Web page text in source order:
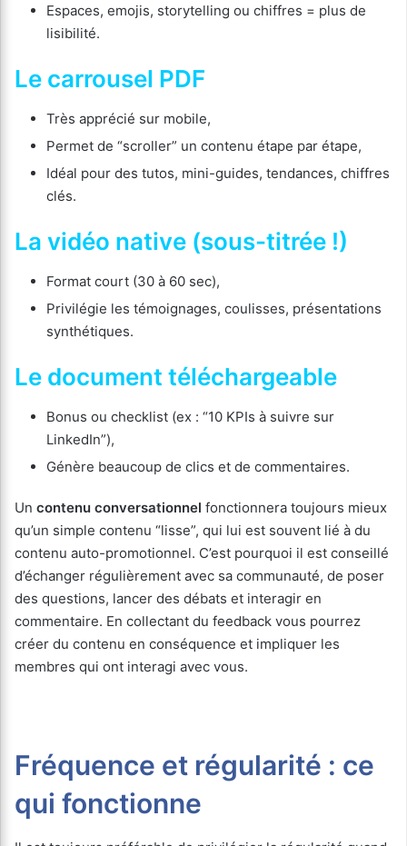
Espaces, emojis, storytelling ou chiffres = plus de
lisibilité.
Le carrousel PDF
Très apprécié sur mobile,
Permet de “scroller” un contenu étape par étape,
Idéal pour des tutos, mini-guides, tendances, chiffres
clés.
La vidéo native (sous-titrée !)
Format court (30 à 60 sec),
Privilégie les témoignages, coulisses, présentations
synthétiques.
Le document téléchargeable
Bonus ou checklist (ex : “10 KPIs à suivre sur
LinkedIn”),
Génère beaucoup de clics et de commentaires.
Un contenu conversationnel fonctionnera toujours mieux
qu’un simple contenu “lisse”, qui lui est souvent lié à du
contenu auto-promotionnel. C’est pourquoi il est conseillé
d’échanger régulièrement avec sa communauté, de poser
des questions, lancer des débats et interagir en
commentaire. En collectant du feedback vous pourrez
créer du contenu en conséquence et impliquer les
membres qui ont interagi avec vous.
Fréquence et régularité : ce
qui fonctionne